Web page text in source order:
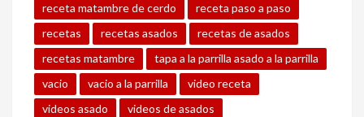
receta matambre de cerdo
receta paso a paso
recetas
recetas asados
recetas de asados
recetas matambre
tapa a la parrilla asado a la parrilla
vacio
vacio a la parrilla
video receta
videos asado
videos de asados